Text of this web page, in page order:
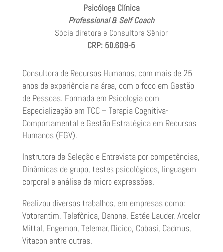
Psicóloga Clínica
Professional & Self Coach
Sócia diretora e Consultora Sênior
CRP: 50.609-5
Consultora de Recursos Humanos, com mais de 25
anos de experiência na área, com o foco em Gestão
de Pessoas. Formada em Psicologia com
Especialização em TCC – Terapia Cognitiva-
Comportamental e Gestão Estratégica em Recursos
Humanos (FGV).
Instrutora de Seleção e Entrevista por competências,
Dinâmicas de grupo, testes psicológicos, linguagem
corporal e análise de micro expressões.
Realizou diversos trabalhos, em empresas como:
Votorantim, Telefônica, Danone, Estée Lauder, Arcelor
Mittal, Engemon, Telemar, Dicico, Cobasi, Cadmus,
Vitacon entre outras.